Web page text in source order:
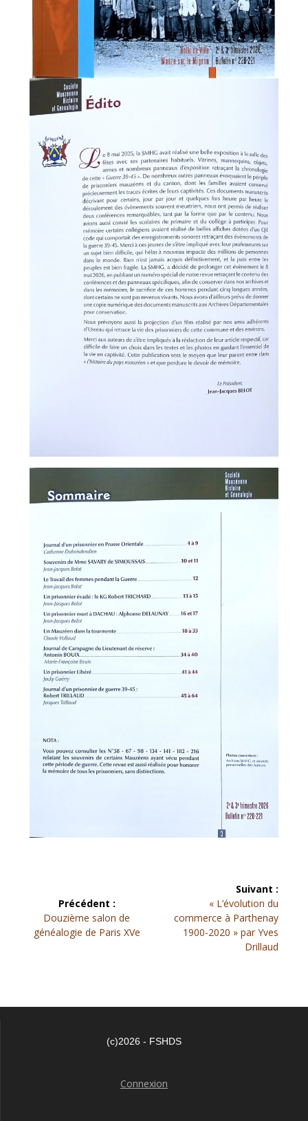
l’article
Précédent :
Article
précédent :
Douzième salon de
généalogie de Paris XVe
Suivant :
Article
suivant :
« L’évolution du
commerce à Parthenay
1900-2020 » par Yves
Drillaud
(c)2026 - FSHDS
Connexion